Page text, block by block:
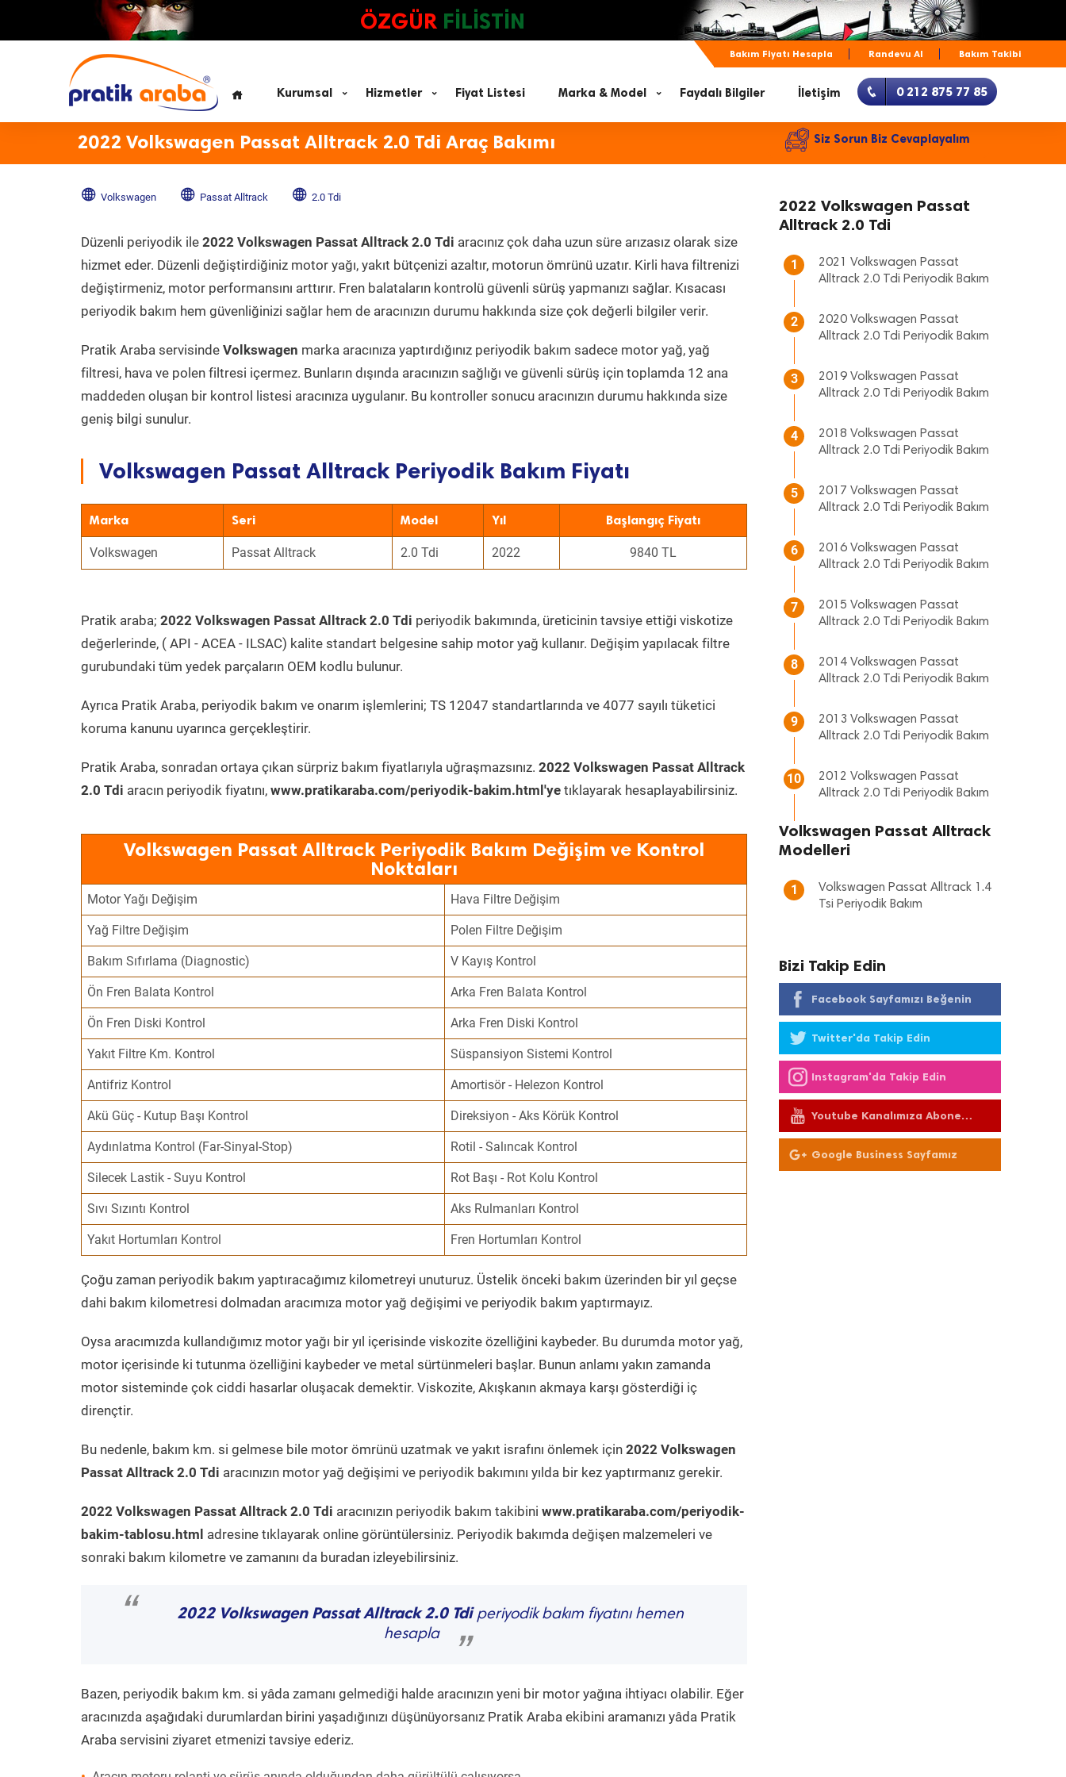
ÖZGÜR FİLİSTİN
Bakım Fiyatı Hesapla Randevu Al Bakım Takibi
Kurumsal Hizmetler Fiyat Listesi Marka & Model Faydalı Bilgiler İletişim 0 212 875 77 85
2022 Volkswagen Passat Alltrack 2.0 Tdi Araç Bakımı Siz Sorun Biz Cevaplayalım
Volkswagen Passat Alltrack 2.0 Tdi
Düzenli periyodik ile 2022 Volkswagen Passat Alltrack 2.0 Tdi aracınız çok daha uzun süre arızasız olarak size
hizmet eder. Düzenli değiştirdiğiniz motor yağı, yakıt bütçenizi azaltır, motorun ömrünü uzatır. Kirli hava filtrenizi
değiştirmeniz, motor performansını arttırır. Fren balataların kontrolü güvenli sürüş yapmanızı sağlar. Kısacası
periyodik bakım hem güvenliğinizi sağlar hem de aracınızın durumu hakkında size çok değerli bilgiler verir.
Pratik Araba servisinde Volkswagen marka aracınıza yaptırdığınız periyodik bakım sadece motor yağ, yağ
filtresi, hava ve polen filtresi içermez. Bunların dışında aracınızın sağlığı ve güvenli sürüş için toplamda 12 ana
maddeden oluşan bir kontrol listesi aracınıza uygulanır. Bu kontroller sonucu aracınızın durumu hakkında size
geniş bilgi sunulur.
Volkswagen Passat Alltrack Periyodik Bakım Fiyatı
Marka Seri Model Yıl Başlangıç Fiyatı
Volkswagen Passat Alltrack 2.0 Tdi 2022 9840 TL
Pratik araba; 2022 Volkswagen Passat Alltrack 2.0 Tdi periyodik bakımında, üreticinin tavsiye ettiği viskotize
değerlerinde, ( API - ACEA - ILSAC) kalite standart belgesine sahip motor yağ kullanır. Değişim yapılacak filtre
gurubundaki tüm yedek parçaların OEM kodlu bulunur.
Ayrıca Pratik Araba, periyodik bakım ve onarım işlemlerini; TS 12047 standartlarında ve 4077 sayılı tüketici
koruma kanunu uyarınca gerçekleştirir.
Pratik Araba, sonradan ortaya çıkan sürpriz bakım fiyatlarıyla uğraşmazsınız. 2022 Volkswagen Passat Alltrack
2.0 Tdi aracın periyodik fiyatını, www.pratikaraba.com/periyodik-bakim.html'ye tıklayarak hesaplayabilirsiniz.
Volkswagen Passat Alltrack Periyodik Bakım Değişim ve Kontrol
Noktaları
Motor Yağı Değişim Hava Filtre Değişim
Yağ Filtre Değişim Polen Filtre Değişim
Bakım Sıfırlama (Diagnostic) V Kayış Kontrol
Ön Fren Balata Kontrol Arka Fren Balata Kontrol
Ön Fren Diski Kontrol Arka Fren Diski Kontrol
Yakıt Filtre Km. Kontrol Süspansiyon Sistemi Kontrol
Antifriz Kontrol Amortisör - Helezon Kontrol
Akü Güç - Kutup Başı Kontrol Direksiyon - Aks Körük Kontrol
Aydınlatma Kontrol (Far-Sinyal-Stop) Rotil - Salıncak Kontrol
Silecek Lastik - Suyu Kontrol Rot Başı - Rot Kolu Kontrol
Sıvı Sızıntı Kontrol Aks Rulmanları Kontrol
Yakıt Hortumları Kontrol Fren Hortumları Kontrol
Çoğu zaman periyodik bakım yaptıracağımız kilometreyi unuturuz. Üstelik önceki bakım üzerinden bir yıl geçse
dahi bakım kilometresi dolmadan aracımıza motor yağ değişimi ve periyodik bakım yaptırmayız.
Oysa aracımızda kullandığımız motor yağı bir yıl içerisinde viskozite özelliğini kaybeder. Bu durumda motor yağ,
motor içerisinde ki tutunma özelliğini kaybeder ve metal sürtünmeleri başlar. Bunun anlamı yakın zamanda
motor sisteminde çok ciddi hasarlar oluşacak demektir. Viskozite, Akışkanın akmaya karşı gösterdiği iç
dirençtir.
Bu nedenle, bakım km. si gelmese bile motor ömrünü uzatmak ve yakıt israfını önlemek için 2022 Volkswagen
Passat Alltrack 2.0 Tdi aracınızın motor yağ değişimi ve periyodik bakımını yılda bir kez yaptırmanız gerekir.
2022 Volkswagen Passat Alltrack 2.0 Tdi aracınızın periyodik bakım takibini www.pratikaraba.com/periyodik-
bakim-tablosu.html adresine tıklayarak online görüntülersiniz. Periyodik bakımda değişen malzemeleri ve
sonraki bakım kilometre ve zamanını da buradan izleyebilirsiniz.
“ 2022 Volkswagen Passat Alltrack 2.0 Tdiperiyodik bakım fiyatını hemen
hesapla
”
Bazen, periyodik bakım km. si yâda zamanı gelmediği halde aracınızın yeni bir motor yağına ihtiyacı olabilir. Eğer
aracınızda aşağıdaki durumlardan birini yaşadığınızı düşünüyorsanız Pratik Araba ekibini aramanızı yâda Pratik
Araba servisini ziyaret etmenizi tavsiye ederiz.
2022 Volkswagen Passat
Alltrack 2.0 Tdi
1
2021 Volkswagen Passat
Alltrack 2.0 Tdi Periyodik Bakım
2
2020 Volkswagen Passat
Alltrack 2.0 Tdi Periyodik Bakım
3
2019 Volkswagen Passat
Alltrack 2.0 Tdi Periyodik Bakım
4
2018 Volkswagen Passat
Alltrack 2.0 Tdi Periyodik Bakım
5
2017 Volkswagen Passat
Alltrack 2.0 Tdi Periyodik Bakım
6
2016 Volkswagen Passat
Alltrack 2.0 Tdi Periyodik Bakım
7
2015 Volkswagen Passat
Alltrack 2.0 Tdi Periyodik Bakım
8
2014 Volkswagen Passat
Alltrack 2.0 Tdi Periyodik Bakım
9
2013 Volkswagen Passat
Alltrack 2.0 Tdi Periyodik Bakım
10
2012 Volkswagen Passat
Alltrack 2.0 Tdi Periyodik Bakım
Volkswagen Passat Alltrack
Modelleri
1
Volkswagen Passat Alltrack 1.4
Tsi Periyodik Bakım
Bizi Takip Edin
Facebook Sayfamızı Beğenin
Twitter'da Takip Edin
Instagram'da Takip Edin
Youtube Kanalımıza Abone
Olun
Google Business Sayfamız